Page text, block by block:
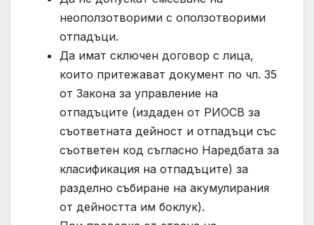
неоползотворими с оползотворими
отпадъци.
Да имат сключен договор с лица,
които притежават документ по чл. 35
от Закона за управление на
отпадъците (издаден от РИОСВ за
съответната дейност и отпадъци със
съответен код съгласно Наредбата за
класификация на отпадъците) за
разделно събиране на акумулирания
от дейността им боклук).